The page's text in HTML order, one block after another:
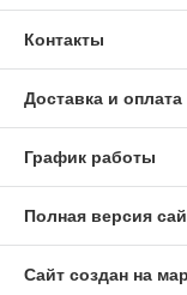
Контакты
Доставка и оплата
График работы
Полная версия
Сайт создан на